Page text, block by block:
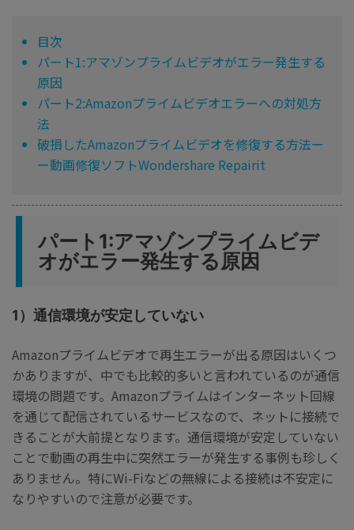
目次
パート1:アマゾンプライムビデオがエラー発生する
原因
パート2:Amazonプライムビデオエラーへの対処方
法
破損したAmazonプライムビデオを修復する方法ー
ー動画修復ソフトWondershare Repairit
パート1:アマゾンプライムビデ
オがエラー発生する原因
1）通信環境が安定していない
Amazonプライムビデオで再生エラーが出る原因はいくつ
かありますが、中でも比較的多いと言われているのが通信
環境の問題です。Amazonプライムはインターネット回線
を通じて配信されているサービスなので、ネットに接続で
きることが大前提となります。通信環境が安定していない
ことで動画の再生中に突然エラーが発生する事例も珍しく
ありません。特にWi-Fiなどの無線による接続は不安定に
なりやすいので注意が必要です。